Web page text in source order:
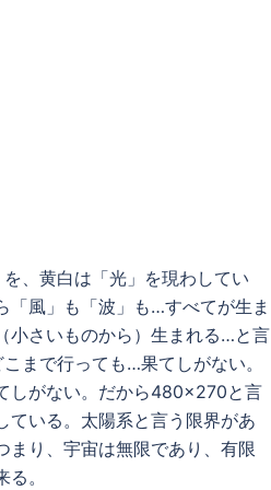
、黄白は「光」を現わしてい
「風」も「波」も…すべてが生ま
小さいものから）生まれる…と言
まで行っても…果てしがない。
しがない。だから480×270と言
ている。太陽系と言う限界があ
まり、宇宙は無限であり、有限
。